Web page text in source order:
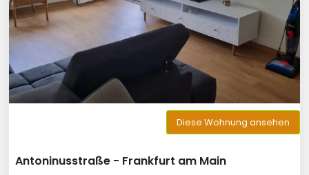
Diese Wohnung ansehen
Antoninusstraße - Frankfurt am Main